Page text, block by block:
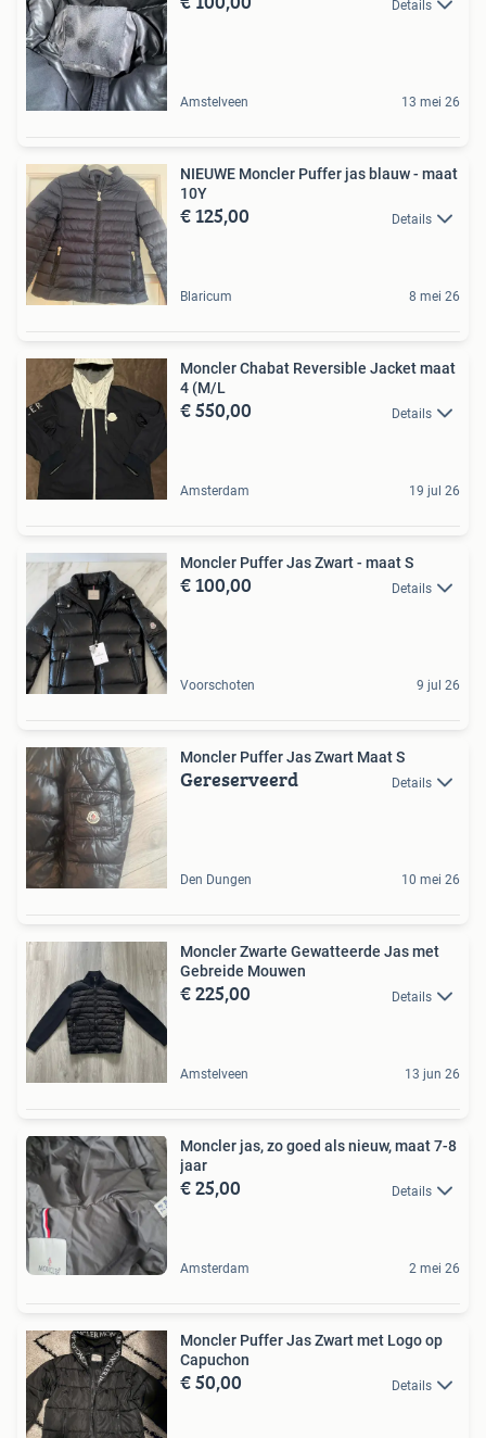
Details
Amstelveen 13 mei 26
NIEUWE Moncler Puffer jas blauw - maat
10Y
€ 125,00 Details
Blaricum 8 mei 26
Moncler Chabat Reversible Jacket maat
4 (M/L
€ 550,00 Details
Amsterdam 19 jul 26
Moncler Puffer Jas Zwart - maat S
€ 100,00 Details
Voorschoten 9 jul 26
Moncler Puffer Jas Zwart Maat S
Gereserveerd Details
Den Dungen 10 mei 26
Moncler Zwarte Gewatteerde Jas met
Gebreide Mouwen
€ 225,00 Details
Amstelveen 13 jun 26
Moncler jas, zo goed als nieuw, maat 7-8
jaar
€ 25,00 Details
Amsterdam 2 mei 26
Moncler Puffer Jas Zwart met Logo op
Capuchon
€ 50,00 Details